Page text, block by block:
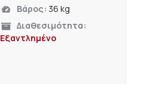
Βάρος: 36 kg
Διαθεσιμότητα:
Εξαντλημένο